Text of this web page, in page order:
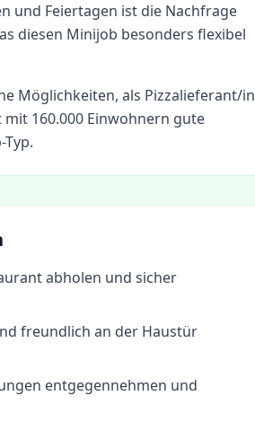
und Feiertagen ist die Nachfrage
diesen Minijob besonders flexibel
Möglichkeiten, als Pizzalieferant/in
160.000 Einwohnern gute
abholen und sicher
freundlich an der Haustür
entgegennehmen und